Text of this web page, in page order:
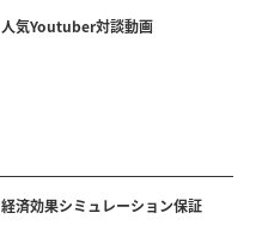
人気Youtuber対談動画
経済効果シミュレーション保証